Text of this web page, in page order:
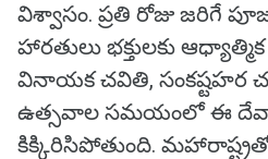
విశ్వాసం. ప్రతి రోజు జరిగే
హారతులు భక్తులకు
వినాయక చవితి, సంకష్టహర
ఉత్సవాల సమయంలో ఈ
కిక్కిరిసిపోతుంది.